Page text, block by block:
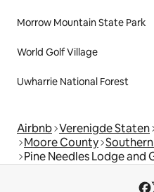
Morrow Mountain State Park
World Golf Village
Uwharrie National Forest
Airbnb Verenigde Staten
Moore County
Pine Needles Lodge and